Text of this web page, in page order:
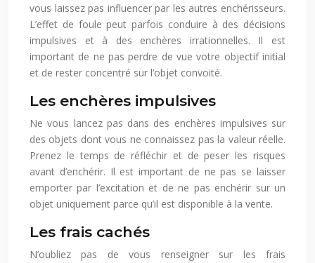
vous laissez pas influencer par les autres enchérisseurs.
L’effet de foule peut parfois conduire à des décisions
impulsives et à des enchères irrationnelles. Il est
important de ne pas perdre de vue votre objectif initial
et de rester concentré sur l’objet convoité.
Les enchères impulsives
Ne vous lancez pas dans des enchères impulsives sur
des objets dont vous ne connaissez pas la valeur réelle.
Prenez le temps de réfléchir et de peser les risques
avant d’enchérir. Il est important de ne pas se laisser
emporter par l’excitation et de ne pas enchérir sur un
objet uniquement parce qu’il est disponible à la vente.
Les frais cachés
N’oubliez pas de vous renseigner sur les frais